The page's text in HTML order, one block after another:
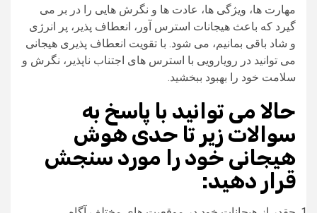
مهارت‌ ها، ویژگی‌ ها، عادت‌ ها و نگرش‌ هایی را در بر می‌
گیرد که باعث هیجانات استرس آور، انعطاف‌ پذیر، پر انرژی
و شاد باقی بمانیم، می‌ شود. با تقویت انعطاف‌ پذیری هیجانی
می‌ توانید در رویارویی با استرس‌ های اجتناب‌ ناپذیر، نگرش و
سلامت خود را بهبود ببخشید.
حالا می توانید با پاسخ به
سوالات زیر تا حدی هوش
هیجانی خود را مورد سنجش
قرار دهید: